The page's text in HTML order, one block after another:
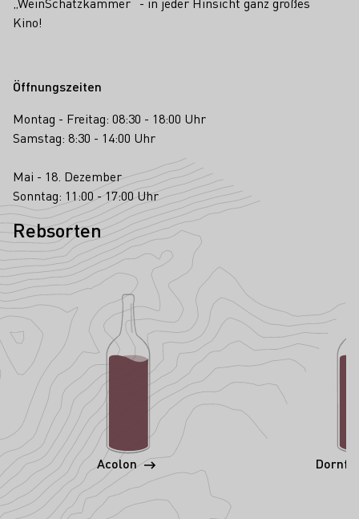
Kino!
Öffnungszeiten
Montag - Freitag: 08:30 - 18:00 Uhr
Samstag: 8:30 - 14:00 Uhr
Mai - 18. Dezember
Sonntag: 11:00 - 17:00 Uhr
Rebsorten
Acolon